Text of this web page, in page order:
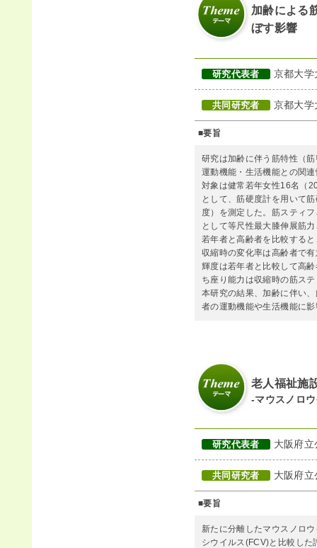
加齢による
ぼす影響
研究代表者 京都大
共同研究者 京都大
■要旨
研究は加齢に伴う筋特性（
運動機能・生活機能との関
対象は健常若年女性16名（
として、筋硬度計を用いて
度）を測定した。筋スティ
として等尺性最大膝伸展筋
若年者と高齢者を比較する
収縮時の変化率は高齢者で
輝度は若年者と比較して高
ち座り能力は収縮時の筋ス
本研究の結果、加齢に伴い
者の運動機能や生活機能に
老人福祉施
-マウスノロ
研究代表者 大阪府
共同研究者 大阪府
■要旨
新たに分離したマウスノロ
シウイルス(FCV)と比較し